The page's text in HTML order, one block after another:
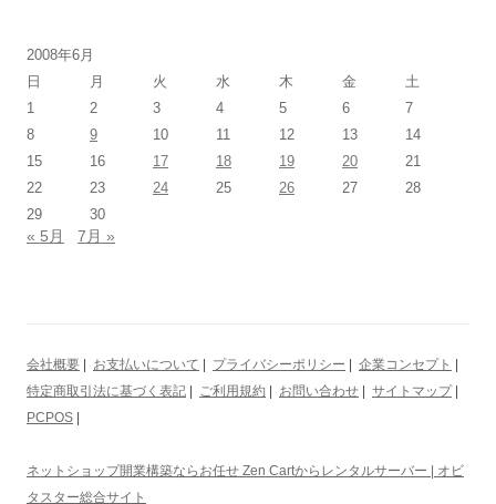
2008年6月
日
月 火 水 木 金
土
1
2 3 4 5 6
7
8
9 10 11 12 13
14
15
16 17 18 19 20
21
22
23 24 25 26 27
28
29
30
« 5月 7月 »
会社概要 お支払いについて プライバシーポリシー 企業コンセプト
特定商取引法に基づく表記
ご利用規約 お問い合わせ サイトマップ|
PCPOS
ネットショップ開業構築ならお任せ Zen Cartからレンタルサーバー | オビ
タスター総合サイト